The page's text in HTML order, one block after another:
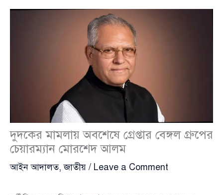
দুদকের মামলায় অবশেষে গ্রেপ্তার বেঙ্গল গ্রুপের
চেয়ারম্যান মোরশেদ আলম
আইন আদালত,জাতীয় / Leave a Comment